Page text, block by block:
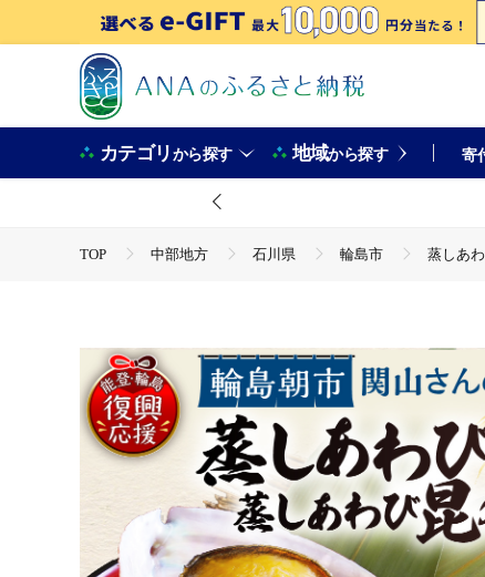
カテゴリから探す 地域から探す 寄
TOP 中部地方 石川県 輪島市 蒸しあ